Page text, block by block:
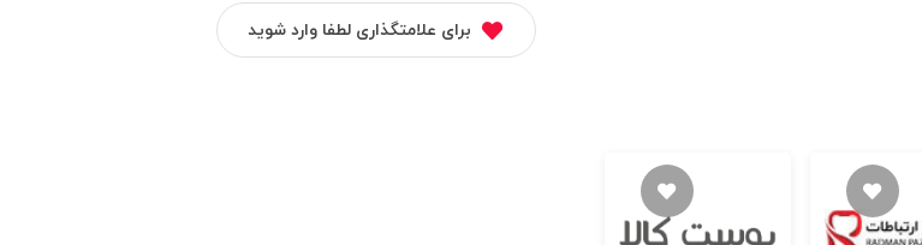
برای علامتگذاری لطفا وارد شوید